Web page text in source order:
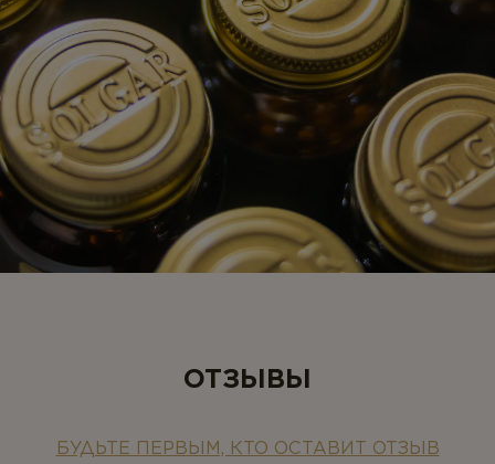
ОТЗЫВЫ
БУДЬТЕ ПЕРВЫМ, КТО ОСТАВИТ ОТЗЫВ